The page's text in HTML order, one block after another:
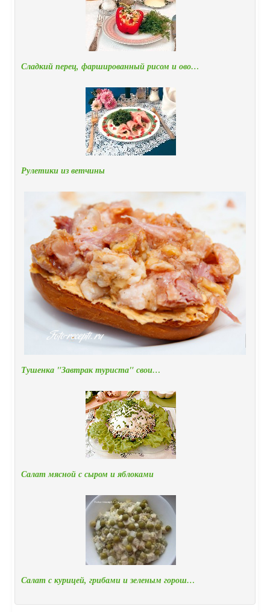
Сладкий перец, фаршированный рисом и ово…
Рулетики из ветчины
Тушенка "Завтрак туриста" свои…
Салат мясной с сыром и яблоками
Салат с курицей, грибами и зеленым горош…